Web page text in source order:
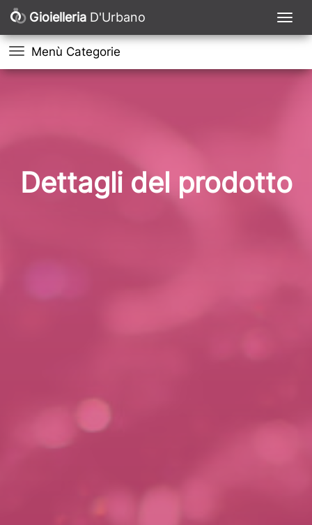
Gioielleria D'Urbano
Menù Categorie
Dettagli del prodotto